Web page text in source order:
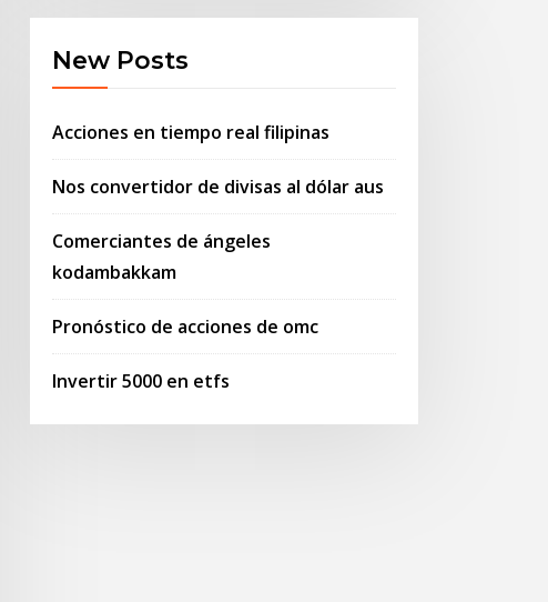
New Posts
Acciones en tiempo real filipinas
Nos convertidor de divisas al dólar aus
Comerciantes de ángeles
kodambakkam
Pronóstico de acciones de omc
Invertir 5000 en etfs